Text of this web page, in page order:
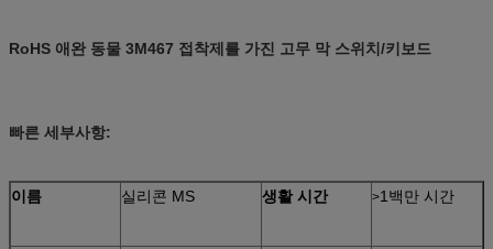
RoHS 애완 동물 3M467 접착제를 가진 고무 막 스위치/키보드
빠른 세부사항:
이름 실리콘 MS 생활 시간 >1백만 시간